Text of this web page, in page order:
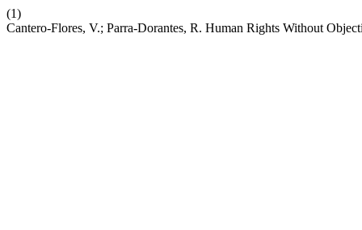
(1)
Cantero-Flores, V.; Parra-Dorantes, R. Human Rights Without